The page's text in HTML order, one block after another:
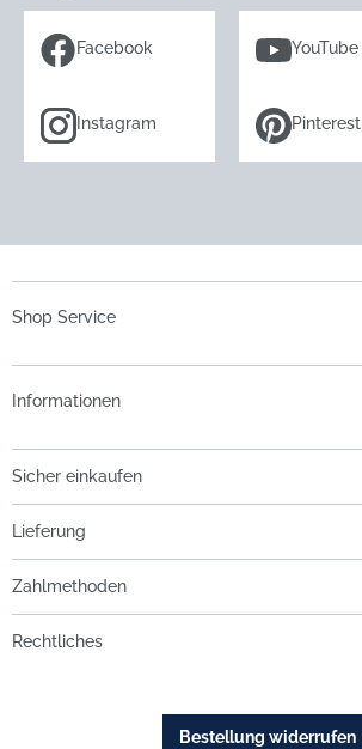
Facebook YouTube
Instagram Pinterest
Shop Service
Informationen
Sicher einkaufen
Lieferung
Zahlmethoden
Rechtliches
Bestellung widerrufen